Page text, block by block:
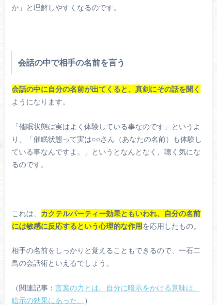
か」と理解しやすくなるのです。
会話の中で相手の名前を言う
会話の中に自分の名前が出てくると、真剣にその話を聞く
ようになります。
「催眠状態は実はよく体験している事なのです」というよ
り、「催眠状態って実は○○さん（あなたの名前）も体験し
ている事なんですよ。」というとなんとなく、聴く気にな
るのです。
これは、
カクテルパーティー効果ともいわれ、自分の名前
には敏感に反応するという心理的な作用を応用したもの。
相手の名前をしっかりと覚えることもできるので、一石二
鳥の会話術といえるでしょう。
（関連記事： 言葉の力とは。自分に暗示をかける意味は、
暗示の効果にあった。
）